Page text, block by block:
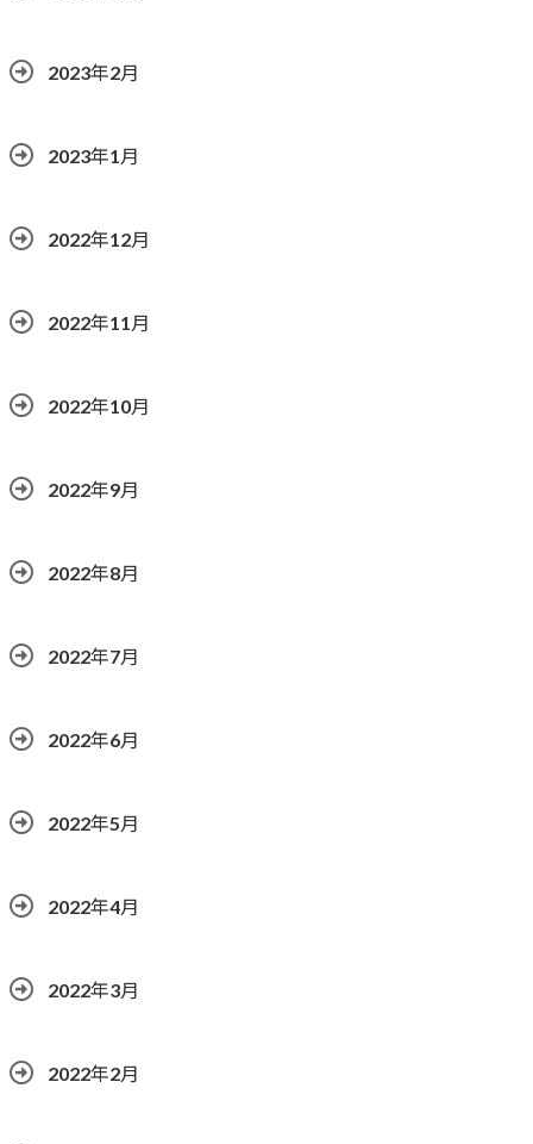
2023年2月
2023年1月
2022年12月
2022年11月
2022年10月
2022年9月
2022年8月
2022年7月
2022年6月
2022年5月
2022年4月
2022年3月
2022年2月